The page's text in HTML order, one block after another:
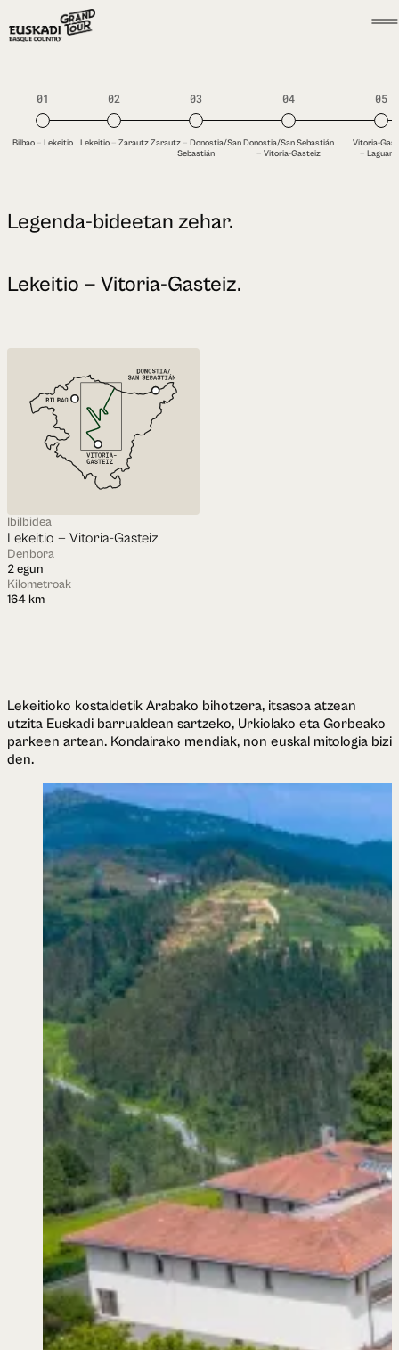
01
Bilbao — Lekeitio
02
Lekeitio— Zarautz
03
Zarautz — Donostia/San
Sebastián
04
Donostia/San Sebastián
— Vitoria-Gasteiz
05
Vitoria-
—
Legenda-bideetan zehar.
Lekeitio — Vitoria-Gasteiz.
Ibilbidea
Lekeitio — Vitoria-Gasteiz
Denbora
2 egun
Kilometroak
164 km
Lekeitioko kostaldetik Arabako bihotzera, itsasoa atzean
utzita Euskadi barrualdean sartzeko, Urkiolako eta Gorbeako
parkeen artean. Kondairako mendiak, non euskal mitologia bizi
den.